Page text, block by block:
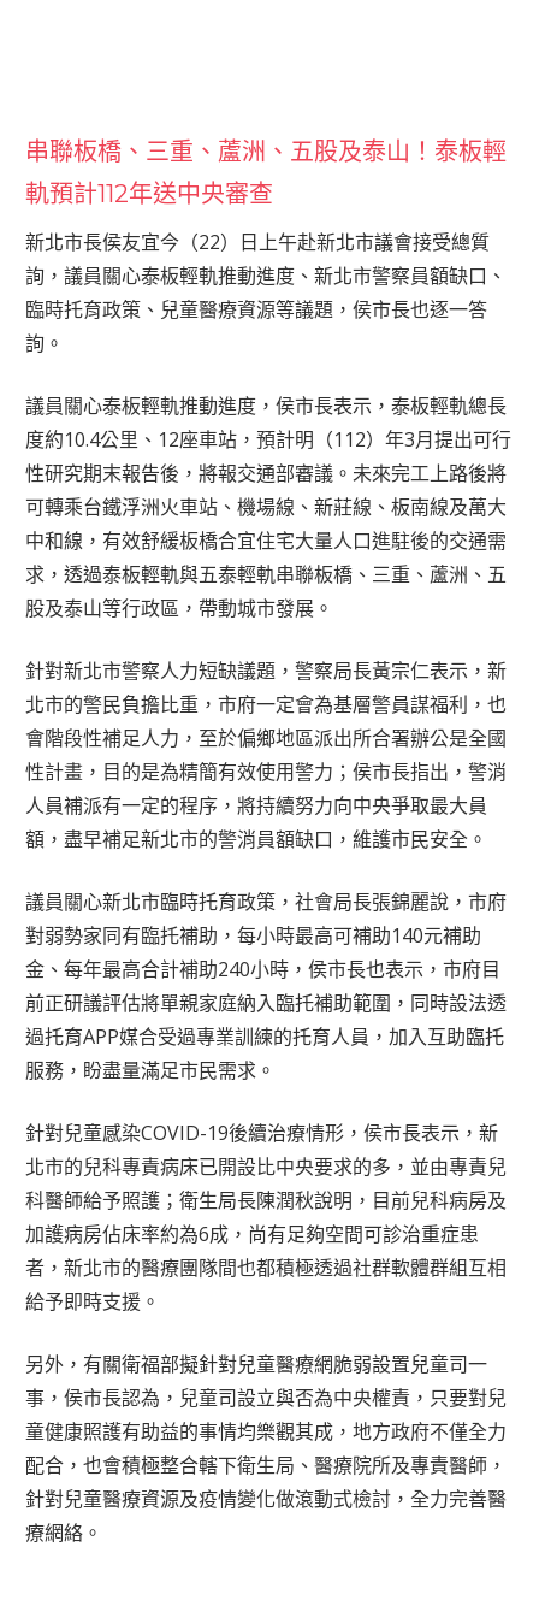
串聯板橋、三重、蘆洲、五股及泰山！泰板輕
軌預計112年送中央審查
新北市長侯友宜今（22）日上午赴新北市議會接受總質
詢，議員關心泰板輕軌推動進度、新北市警察員額缺口、
臨時托育政策、兒童醫療資源等議題，侯市長也逐一答
詢。
議員關心泰板輕軌推動進度，侯市長表示，泰板輕軌總長
度約10.4公里、12座車站，預計明（112）年3月提出可行
性研究期末報告後，將報交通部審議。未來完工上路後將
可轉乘台鐵浮洲火車站、機場線、新莊線、板南線及萬大
中和線，有效舒緩板橋合宜住宅大量人口進駐後的交通需
求，透過泰板輕軌與五泰輕軌串聯板橋、三重、蘆洲、五
股及泰山等行政區，帶動城市發展。
針對新北市警察人力短缺議題，警察局長黃宗仁表示，新
北市的警民負擔比重，市府一定會為基層警員謀福利，也
會階段性補足人力，至於偏鄉地區派出所合署辦公是全國
性計畫，目的是為精簡有效使用警力；侯市長指出，警消
人員補派有一定的程序，將持續努力向中央爭取最大員
額，盡早補足新北市的警消員額缺口，維護市民安全。
議員關心新北市臨時托育政策，社會局長張錦麗說，市府
對弱勢家同有臨托補助，每小時最高可補助140元補助
金、每年最高合計補助240小時，侯市長也表示，市府目
前正研議評估將單親家庭納入臨托補助範圍，同時設法透
過托育APP媒合受過專業訓練的托育人員，加入互助臨托
服務，盼盡量滿足市民需求。
針對兒童感染COVID-19後續治療情形，侯市長表示，新
北市的兒科專責病床已開設比中央要求的多，並由專責兒
科醫師給予照護；衛生局長陳潤秋說明，目前兒科病房及
加護病房佔床率約為6成，尚有足夠空間可診治重症患
者，新北市的醫療團隊間也都積極透過社群軟體群組互相
給予即時支援。
另外，有關衛福部擬針對兒童醫療網脆弱設置兒童司一
事，侯市長認為，兒童司設立與否為中央權責，只要對兒
童健康照護有助益的事情均樂觀其成，地方政府不僅全力
配合，也會積極整合轄下衛生局、醫療院所及專責醫師，
針對兒童醫療資源及疫情變化做滾動式檢討，全力完善醫
療網絡。